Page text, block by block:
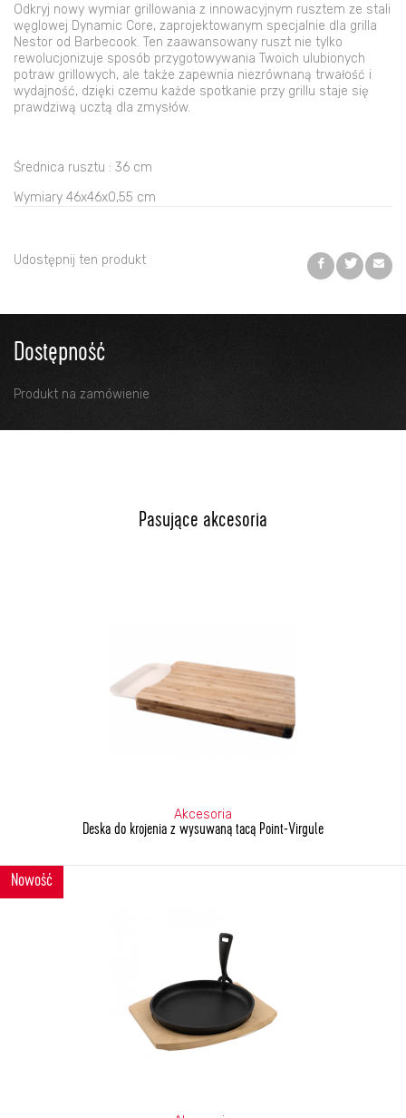
Odkryj nowy wymiar grillowania z innowacyjnym rusztem ze stali
węglowej Dynamic Core, zaprojektowanym specjalnie dla grilla
Nestor od Barbecook. Ten zaawansowany ruszt nie tylko
rewolucjonizuje sposób przygotowywania Twoich ulubionych
potraw grillowych, ale także zapewnia niezrównaną trwałość i
wydajność, dzięki czemu każde spotkanie przy grillu staje się
prawdziwą ucztą dla zmysłów.
Średnica rusztu : 36 cm
Wymiary 46x46x0,55 cm
Udostępnij ten produkt
Dostępność
Produkt na zamówienie
Pasujące akcesoria
Akcesoria
Deska do krojenia z wysuwaną tacą Point-Virgule